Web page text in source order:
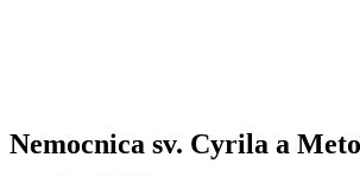
Nemocnica sv. Cyrila a